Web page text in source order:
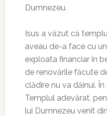
Dumnezeu.
Isus a văzut că
aveau de-a face cu
exploata financiar în
de renovările făcute
clădire nu va dăinui.
Templul adevărat,
lui Dumnezeu venit